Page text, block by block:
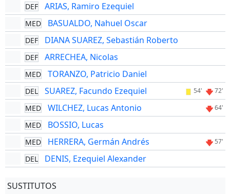
DEF ARIAS, Ramiro Ezequiel
MED BASUALDO, Nahuel Oscar
DEF DIANA SUAREZ, Sebastián Roberto
DEF ARRECHEA, Nicolas
MED TORANZO, Patricio Daniel
DEL SUAREZ, Facundo Ezequiel 54' 72'
MED WILCHEZ, Lucas Antonio 64'
MED BOSSIO, Lucas
MED HERRERA, Germán Andrés 57'
DEL DENIS, Ezequiel Alexander
SUSTITUTOS